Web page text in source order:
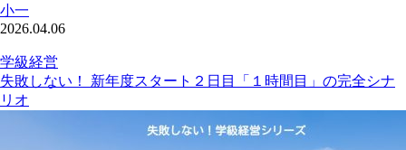
小一
2026.04.06
学級経営
失敗しない！ 新年度スタート２日目「１時間目」の完全シナ
リオ